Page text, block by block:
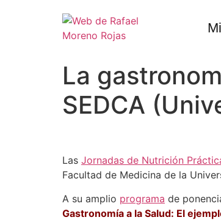
La
SEDCA
Las Jornadas de Nutrición
Facultad de Medicina de la
A su amplio programa de
Gastronomía a la Salud: El